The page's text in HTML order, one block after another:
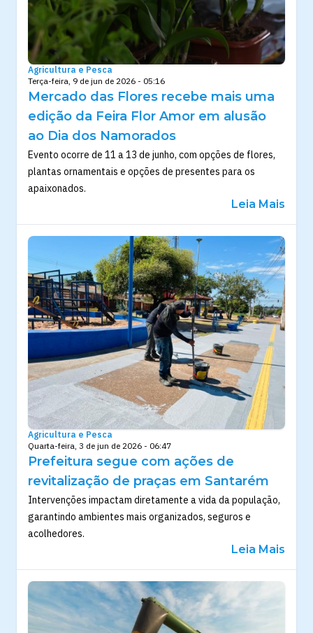
Agricultura e Pesca
Terça-feira, 9 de jun de 2026 - 05:16
Mercado das Flores recebe mais uma
edição da Feira Flor Amor em alusão
ao Dia dos Namorados
Evento ocorre de 11 a 13 de junho, com opções de flores,
plantas ornamentais e opções de presentes para os
apaixonados.
Leia Mais
Agricultura e Pesca
Quarta-feira, 3 de jun de 2026 - 06:47
Prefeitura segue com ações de
revitalização de praças em Santarém
Intervenções impactam diretamente a vida da população,
garantindo ambientes mais organizados, seguros e
acolhedores.
Leia Mais